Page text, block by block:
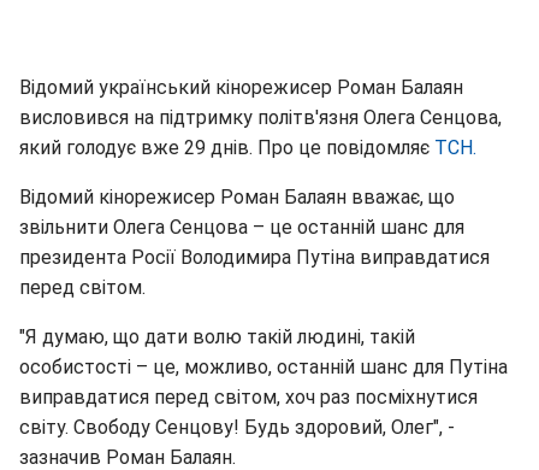
Відомий український кінорежисер Роман Балаян
висловився на підтримку політв'язня Олега Сенцова,
який голодує вже 29 днів. Про це повідомляє ТСН.
Відомий кінорежисер Роман Балаян вважає, що
звільнити Олега Сенцова – це останній шанс для
президента Росії Володимира Путіна виправдатися
перед світом.
"Я думаю, що дати волю такій людині, такій
особистості – це, можливо, останній шанс для Путіна
виправдатися перед світом, хоч раз посміхнутися
світу. Свободу Сенцову! Будь здоровий, Олег", -
зазначив Роман Балаян.